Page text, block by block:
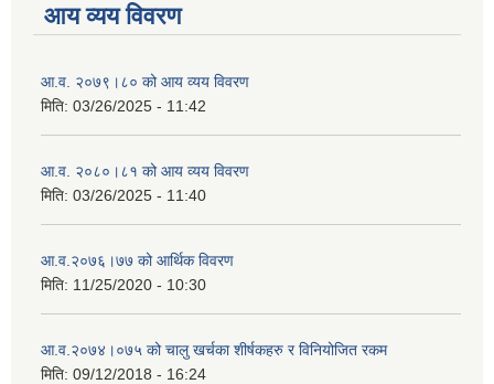
आय व्यय विवरण
आ.व. २०७९।८० को आय व्यय विवरण
मिति: 03/26/2025 - 11:42
आ.व. २०८०।८१ को आय व्यय विवरण
मिति: 03/26/2025 - 11:40
आ.व.२०७६।७७ को आर्थिक विवरण
मिति: 11/25/2020 - 10:30
आ.व.२०७४।०७५ को चालु खर्चका शीर्षकहरु र विनियोजित रकम
मिति: 09/12/2018 - 16:24